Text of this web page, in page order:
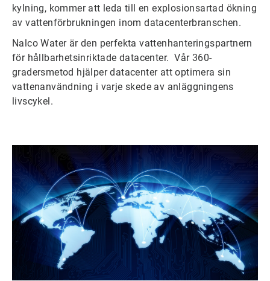
kylning, kommer att leda till en explosionsartad ökning
av vattenförbrukningen inom datacenterbranschen.
Nalco Water är den perfekta vattenhanteringspartnern
för hållbarhetsinriktade datacenter. Vår 360-
gradersmetod hjälper datacenter att optimera sin
vattenanvändning i varje skede av anläggningens
livscykel.